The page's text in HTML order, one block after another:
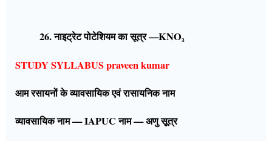
26. नाइट्रेट पोटेशियम का सूत्र —KNO₃
STUDY SYLLABUS praveen kumar
आम रसायनों के व्यावसायिक एवं रासायनिक नाम
व्यावसायिक नाम — IAPUC नाम — अणु सूत्र